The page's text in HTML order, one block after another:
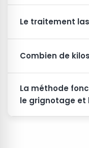
Le traitement
Combien de
La méthode
le grignotage et